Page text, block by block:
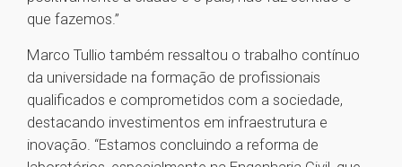
que fazemos.”
Marco Tullio também ressaltou o trabalho contínuo
da universidade na formação de profissionais
qualificados e comprometidos com a sociedade,
destacando investimentos em infraestrutura e
inovação. “Estamos concluindo a reforma de